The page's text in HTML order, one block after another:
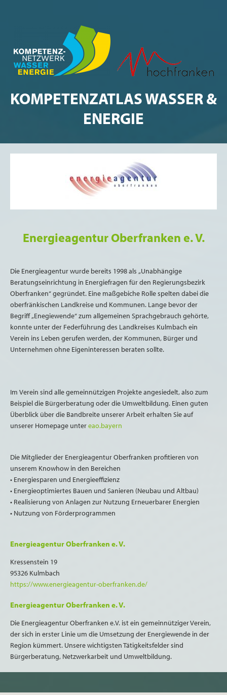
KOMPETENZATLAS WASSER &
ENERGIE
Energieagentur Oberfranken e. V.
Die Energieagentur wurde bereits 1998 als „Unabhängige
Beratungseinrichtung in Energiefragen für den Regierungsbezirk
Oberfranken“ gegründet. Eine maßgebiche Rolle spelten dabei die
oberfränkischen Landkreise und Kommunen. Lange bevor der
Begriff „Enegiewende“ zum allgemeinen Sprachgebrauch gehörte,
konnte unter der Federführung des Landkreises Kulmbach ein
Verein ins Leben gerufen werden, der Kommunen, Bürger und
Unternehmen ohne Eigeninteressen beraten sollte.
Im Verein sind alle gemeinnützigen Projekte angesiedelt, also zum
Beispiel die Bürgerberatung oder die Umweltbildung. Einen guten
Überblick über die Bandbreite unserer Arbeit erhalten Sie auf
unserer Homepage untereao.bayern
Die Mitglieder der Energieagentur Oberfranken profitieren von
unserem Knowhow in den Bereichen
• Energiesparen und Energieeffizienz
• Energieoptimiertes Bauen und Sanieren (Neubau und Altbau)
• Realisierung von Anlagen zur Nutzung Erneuerbarer Energien
• Nutzung von Förderprogrammen
Energieagentur Oberfranken e. V.
Kressenstein 19
95326 Kulmbach
https://www.energieagentur-oberfranken.de/
Energieagentur Oberfranken e. V.
Die Energieagentur Oberfranken e.V. ist ein gemeinnütziger Verein,
der sich in erster Linie um die Umsetzung der Energiewende in der
Region kümmert. Unsere wichtigsten Tätigkeitsfelder sind
Bürgerberatung, Netzwerkarbeit und Umweltbildung.